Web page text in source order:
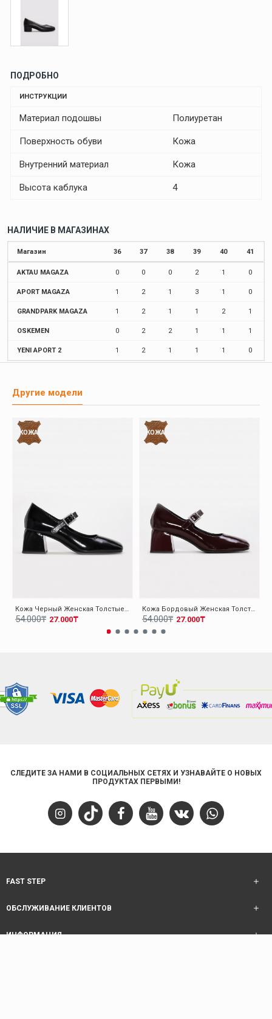
ПОДРОБНО
ИНСТРУКЦИИ
Материал подошвы Полиуретан
Поверхность обуви Кожа
Внутренний материал Кожа
Высота каблука 4
НАЛИЧИЕ В МАГАЗИНАХ
Магазин 36 37 38 39 40 41
AKTAU MAGAZA 0 0 0 2 1 0
APORT MAGAZA 1 2 1 3 1 0
GRANDPARK MAGAZA 1 2 1 1 2 1
OSKEMEN 0 2 2 1 1 1
YENI APORT 2 1 2 1 1 1 0
Другие модели
КОЖА
Кожа Черный Женская Толстые Каблуки Обувь 010ZA8714
27.000₸
54.000₸
КОЖА
Кожа Бордовый Женская Толстые Каблуки Обувь 010ZA8714
27.000₸
54.000₸
СЛЕДИТЕ ЗА НАМИ В СОЦИАЛЬНЫХ СЕТЯХ И УЗНАВАЙТЕ О НОВЫХ
ПРОДУКТАХ ПЕРВЫМИ!
FAST STEP
ОБСЛУЖИВАНИЕ КЛИЕНТОВ
ИНФОРМАЦИЯ